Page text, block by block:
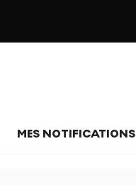
MES NOTIFICATIONS